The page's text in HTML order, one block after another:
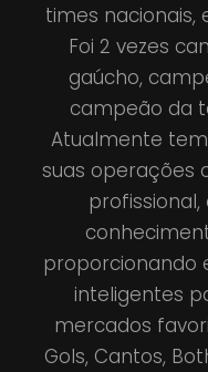
times nacionais,
Foi 2 vezes
gaúcho,
campeão da
Atualmente
suas operações
proporcionando
inteligentes
mercados
Gols, Cantos,